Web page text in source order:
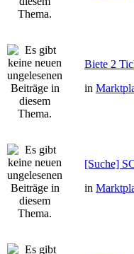
Biete 2
in
[Suche]
in